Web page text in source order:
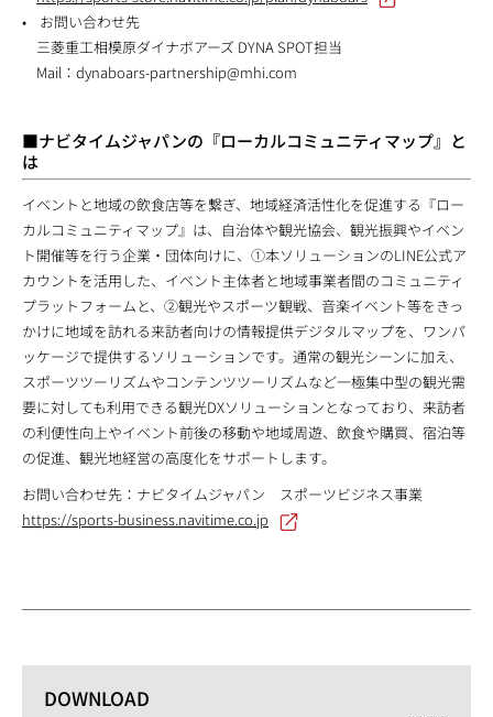
• お問い合わせ先
三菱重工相模原ダイナボアーズ DYNA SPOT担当
Mail： dynaboars-partnership@mhi.com
■ナビタイムジャパンの『ローカルコミュニティマップ』と
は
イベントと地域の飲食店等を繋ぎ、地域経済活性化を促進する『ロー
カルコミュニティマップ』は、自治体や観光協会、観光振興やイベン
ト開催等を行う企業・団体向けに、①本ソリューションのLINE公式ア
カウントを活用した、イベント主体者と地域事業者間のコミュニティ
プラットフォームと、②観光やスポーツ観戦、音楽イベント等をきっ
かけに地域を訪れる来訪者向けの情報提供デジタルマップを、ワンパ
ッケージで提供するソリューションです。通常の観光シーンに加え、
スポーツツーリズムやコンテンツツーリズムなど一極集中型の観光需
要に対しても利用できる観光DXソリューションとなっており、来訪者
の利便性向上やイベント前後の移動や地域周遊、飲食や購買、宿泊等
の促進、観光地経営の高度化をサポートします。
お問い合わせ先：ナビタイムジャパン スポーツビジネス事業
https://sports-business.navitime.co.jp
DOWNLOAD